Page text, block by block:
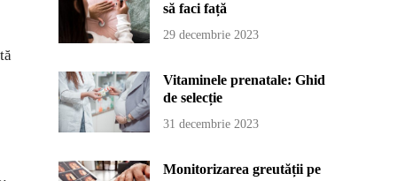
să faci față
29 decembrie 2023
Vitaminele prenatale: Ghid
de selecție
31 decembrie 2023
Monitorizarea greutății pe